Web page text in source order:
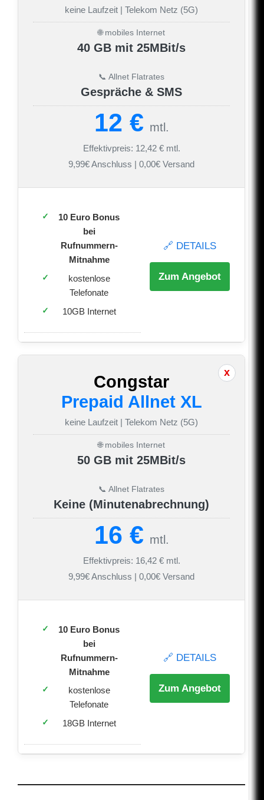
keine Laufzeit | Telekom Netz (5G)
🌐 mobiles Internet
40 GB mit 25MBit/s
📞 Allnet Flatrates
Gespräche & SMS
12 € mtl.
Effektivpreis: 12,42 € mtl.
9,99€ Anschluss | 0,00€ Versand
10 Euro Bonus
bei
Rufnummern-
Mitnahme
kostenlose
Telefonate
10GB Internet
🔗 DETAILS
Zum Angebot
Congstar
Prepaid Allnet XL
keine Laufzeit | Telekom Netz (5G)
🌐 mobiles Internet
50 GB mit 25MBit/s
📞 Allnet Flatrates
Keine (Minutenabrechnung)
16 € mtl.
Effektivpreis: 16,42 € mtl.
9,99€ Anschluss | 0,00€ Versand
10 Euro Bonus
bei
Rufnummern-
Mitnahme
kostenlose
Telefonate
18GB Internet
🔗 DETAILS
Zum Angebot